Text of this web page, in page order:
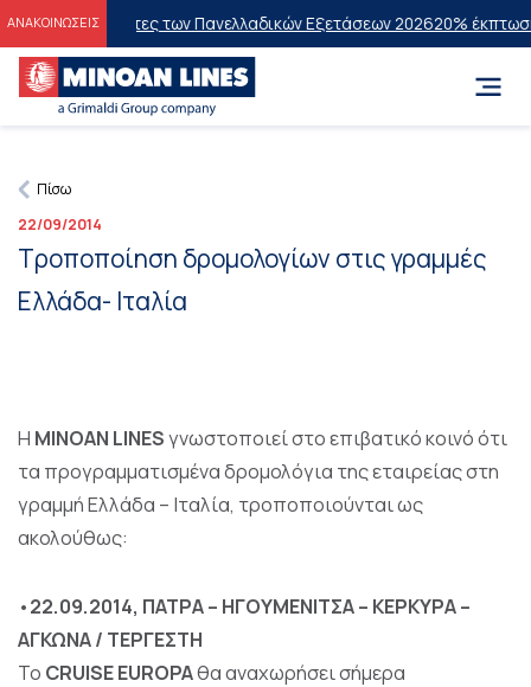
ΑΝΑΚΟΙΝΩΣΕΙΣ
Επιτυχόντες των Πανελλαδικών Εξετάσεων 202620% έκπτωση
Πίσω
22/09/2014
Τροποποίηση δρομολογίων στις γραμμές
Ελλάδα- Ιταλία
Η MINOAN LINESγνωστοποιεί στο επιβατικό κοινό ότι
τα προγραμματισμένα δρομολόγια της εταιρείας στη
γραμμή Ελλάδα – Ιταλία, τροποποιούνται ως
ακολούθως:
•22.09.2014, ΠΑΤΡΑ – ΗΓΟΥΜΕΝΙΤΣΑ – ΚΕΡΚΥΡΑ –
ΑΓΚΩΝΑ / ΤΕΡΓΕΣΤΗ
Το CRUISE EUROPAθα αναχωρήσει σήμερα